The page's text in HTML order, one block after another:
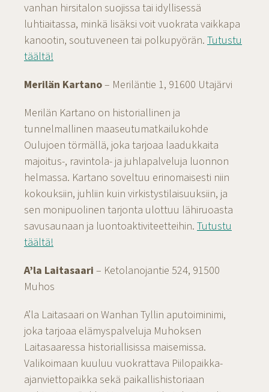
vanhan hirsitalon suojissa tai idyllisessä
luhtiaitassa, minkä lisäksi voit vuokrata vaikkapa
kanootin, soutuveneen tai polkupyörän. Tutustu
täältä!
Merilän Kartano– Meriläntie 1, 91600 Utajärvi
Merilän Kartano on historiallinen ja
tunnelmallinen maaseutumatkailukohde
Oulujoen törmällä, joka tarjoaa laadukkaita
majoitus-, ravintola- ja juhlapalveluja luonnon
helmassa. Kartano soveltuu erinomaisesti niin
kokouksiin, juhliin kuin virkistystilaisuuksiin, ja
sen monipuolinen tarjonta ulottuu lähiruoasta
savusaunaan ja luontoaktiviteetteihin. Tutustu
täältä!
A’la Laitasaari – Ketolanojantie 524, 91500
Muhos
A’la Laitasaari on Wanhan Tyllin aputoiminimi,
joka tarjoaa elämyspalveluja Muhoksen
Laitasaaressa historiallisissa maisemissa.
Valikoimaan kuuluu vuokrattava Piilopaikka-
ajanviettopaikka sekä paikallishistoriaan